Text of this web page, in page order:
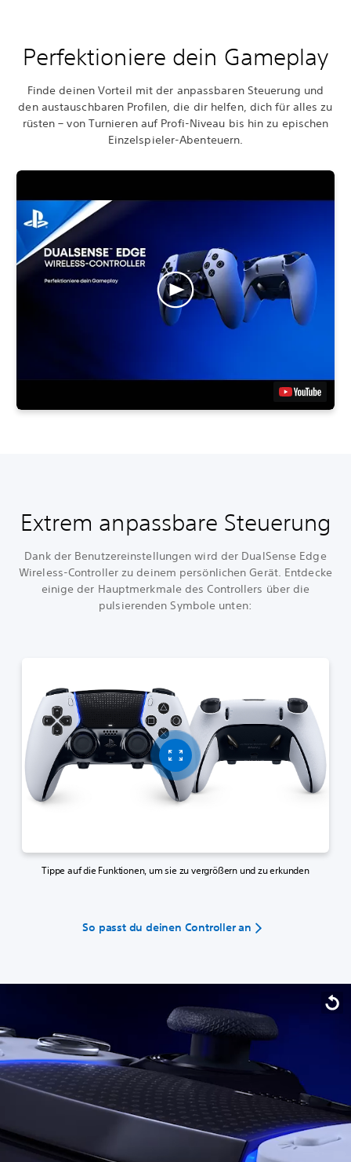
Perfektioniere dein Gameplay
Finde deinen Vorteil mit der anpassbaren Steuerung und
den austauschbaren Profilen, die dir helfen, dich für alles zu
rüsten – von Turnieren auf Profi-Niveau bis hin zu epischen
Einzelspieler-Abenteuern.
Extrem anpassbare Steuerung
Dank der Benutzereinstellungen wird der DualSense Edge
Wireless-Controller zu deinem persönlichen Gerät. Entdecke
einige der Hauptmerkmale des Controllers über die
pulsierenden Symbole unten:
Tippe auf die Funktionen, um sie zu vergrößern und zu erkunden
So passt du deinen Controller an